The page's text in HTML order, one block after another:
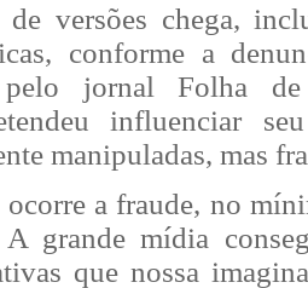
versões chega,
conforme a
pelo jornal Folha
influenciar
manipuladas, mas
ocorre a fraude, no
grande mídia
que nossa